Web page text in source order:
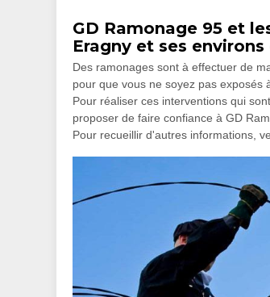
GD Ramonage 95 et
Eragny et ses environs
Des ramonages sont à effectuer de
pour que vous ne soyez pas exposés
Pour réaliser ces interventions qui
proposer de faire confiance à GD
Pour recueillir d'autres informations,